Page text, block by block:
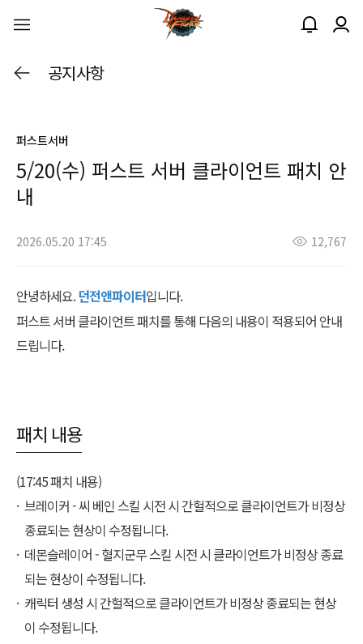
공지사항
퍼스트서버
5/20(수) 퍼스트 서버 클라이언트 패치 안
내
2026.05.20 17:45 12,767
안녕하세요.던전앤파이터입니다.
퍼스트 서버 클라이언트 패치를 통해 다음의 내용이 적용되어 안내
드립니다.
패치 내용
(17:45 패치 내용)
브레이커 - 씨 베인 스킬 시전 시 간헐적으로 클라이언트가 비정상
종료되는 현상이 수정됩니다.
데몬슬레이어 - 혈지군무 스킬 시전 시 클라이언트가 비정상 종료
되는 현상이 수정됩니다.
캐릭터 생성 시 간헐적으로 클라이언트가 비정상 종료되는 현상
이 수정됩니다.